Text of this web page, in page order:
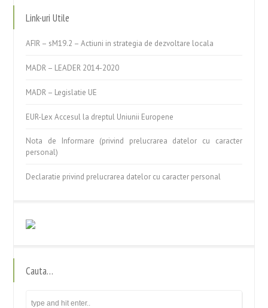
Link-uri Utile
AFIR – sM19.2 – Actiuni in strategia de dezvoltare locala
MADR – LEADER 2014-2020
MADR – Legislatie UE
EUR-Lex Accesul la dreptul Uniunii Europene
Nota de Informare (privind prelucrarea datelor cu caracter
personal)
Declaratie privind prelucrarea datelor cu caracter personal
Cauta…